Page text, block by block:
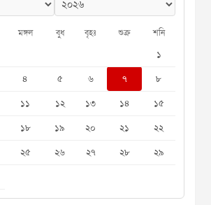
মঙ্গল বুধ বৃহঃ শুক্র শনি
১
৪ ৫ ৬ ৭
৮
১১ ১২ ১৩ ১৪
১৫
১৮ ১৯ ২০ ২১
২২
২৫ ২৬ ২৭ ২৮
২৯